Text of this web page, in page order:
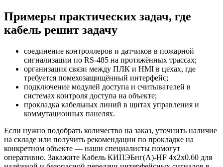
Примеры практических задач, где
кабель решит задачу
соединение контроллеров и датчиков в пожарной
сигнализации по RS-485 на протяжённых трассах;
организация связи между ПЛК и HMI в цехах, где
требуется помехозащищённый интерфейс;
подключение модулей доступа и считывателей в
системах контроля доступа на объекте;
прокладка кабельных линий в щитах управления и
коммутационных панелях.
Если нужно подобрать количество на заказ, уточнить наличие
на складе или получить рекомендации по прокладке на
конкретном объекте — наши специалисты помогут
оперативно. Закажите Кабель КИПЭБнг(А)-HF 4х2х0.60 для